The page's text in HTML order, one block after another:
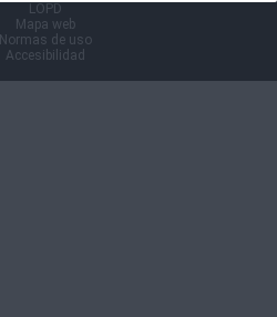
LOPD
Mapa web
Normas de uso
Accesibilidad